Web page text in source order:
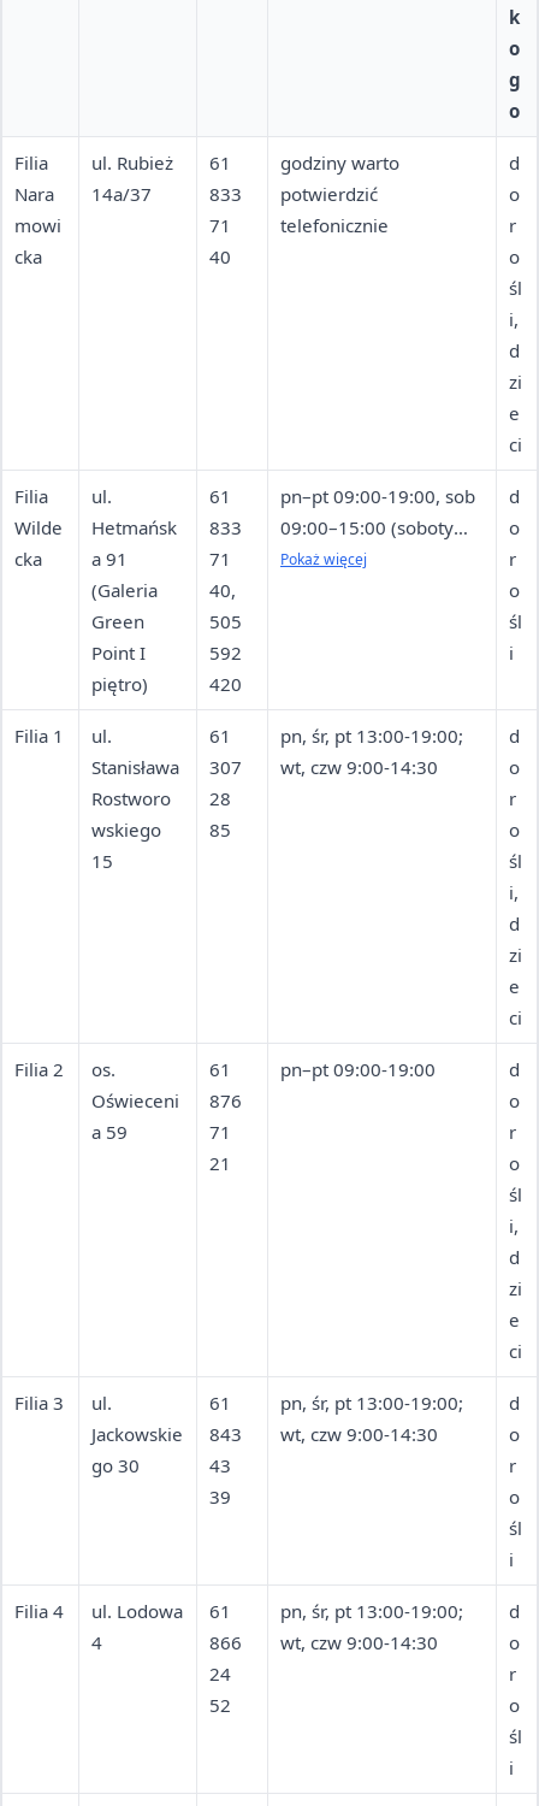
k
o
g
o
Filia
Nara
mowi
cka
ul. Rubież
14a/37
61
833
71
40
godziny warto
potwierdzić
telefonicznie
d
o
r
o
śl
i,
d
zi
e
ci
Filia
Wilde
cka
ul.
Hetmańsk
a 91
(Galeria
Green
Point I
piętro)
61
833
71
40,
505
592
420
pn–pt 09:00-19:00, sob
09:00–15:00 (soboty
lipca i sierpnia —
Pokaż więcej
d
o
r
o
śl
i
Filia 1
ul.
Stanisława
Rostworo
wskiego
15
61
307
28
85
pn, śr, pt 13:00-19:00;
wt, czw 9:00-14:30
d
o
r
o
śl
i,
d
zi
e
ci
Filia 2
os.
Oświeceni
a 59
61
876
71
21
pn–pt 09:00-19:00
d
o
r
o
śl
i,
d
zi
e
ci
Filia 3
ul.
Jackowskie
go 30
61
843
43
39
pn, śr, pt 13:00-19:00;
wt, czw 9:00-14:30
d
o
r
o
śl
i
Filia 4
ul. Lodowa
4
61
866
24
52
pn, śr, pt 13:00-19:00;
wt, czw 9:00-14:30
d
o
r
o
śl
i